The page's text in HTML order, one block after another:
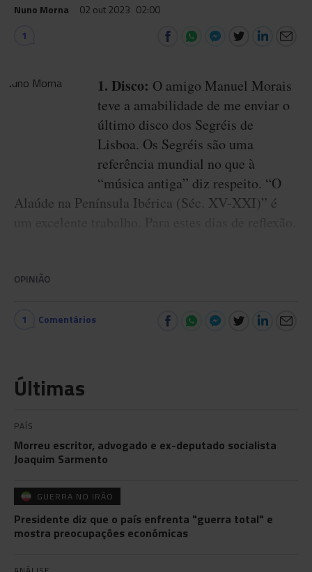
Nuno Morna 02 out 2023 02:00
1
1. Disco: O amigo Manuel Morais
teve a amabilidade de me enviar o
último disco dos Segréis de
Lisboa. Os Segréis são uma
referência mundial no que à
“música antiga” diz respeito. “O
Alaúde na Península Ibérica (Séc. XV-XXI)” é
OPINIÃO
1 Comentários
Últimas
PAÍS
Morreu escritor, advogado e ex-deputado socialista
Joaquim Sarmento
GUERRA NO IRÃO
Presidente diz que o país enfrenta "guerra total" e
mostra preocupações económicas